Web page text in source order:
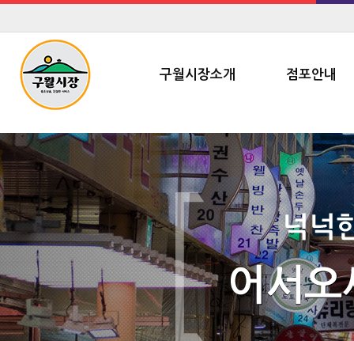
구월시장소개 점포안내